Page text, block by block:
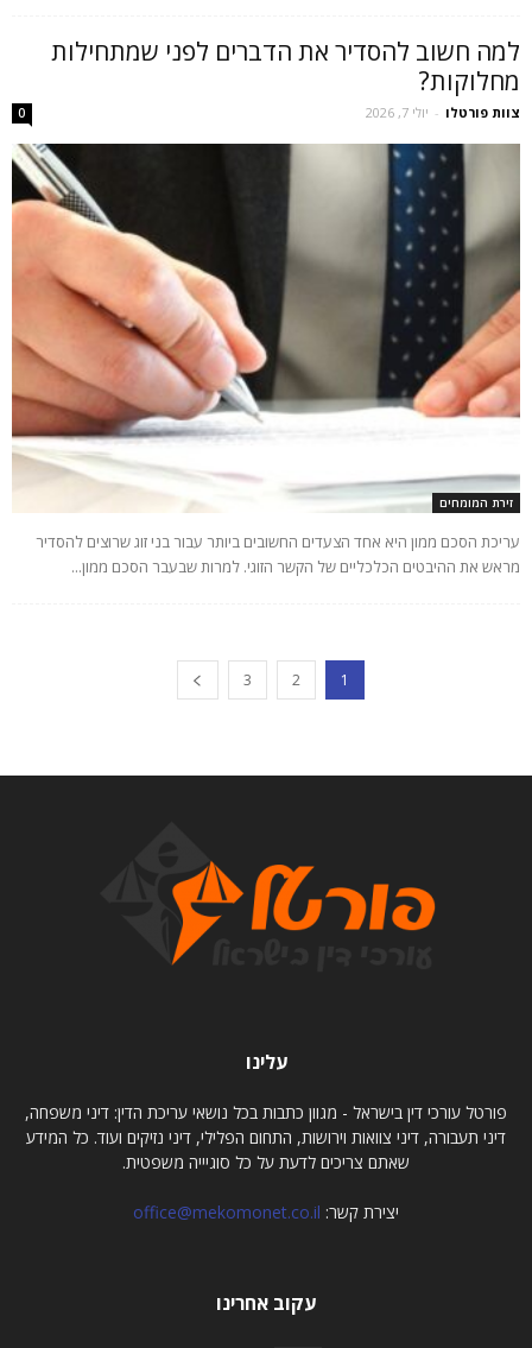
למה חשוב להסדיר את הדברים לפני שמתחילות
מחלוקות?
צוות פורטלו - יולי 7, 2026 0
זירת המומחים
עריכת הסכם ממון היא אחד הצעדים החשובים ביותר עבור בני זוג שרוצים להסדיר
מראש את ההיבטים הכלכליים של הקשר הזוגי. למרות שבעבר הסכם ממון...
1
2
3
עלינו
פורטל עורכי דין בישראל - מגוון כתבות בכל נושאי עריכת הדין: דיני משפחה,
דיני תעבורה, דיני צוואות וירושות, התחום הפלילי, דיני נזיקים ועוד. כל המידע
שאתם צריכים לדעת על כל סוגיייה משפטית.
יצירת קשר: office@mekomonet.co.il
עקוב אחרינו